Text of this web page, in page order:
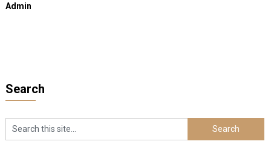
Admin
Search